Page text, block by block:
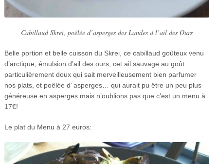
Cabillaud Skreï, poêlée d’asperges des Landes à l’ail des Ours
Belle portion et belle cuisson du Skrei, ce cabillaud goûteux venu
d’arctique; émulsion d’ail des ours, cet ail sauvage au goût
particulièrement doux qui sait merveilleusement bien parfumer
nos plats, et poêlée d’ asperges… qui aurait pu être un peu plus
généreuse en asperges mais n’oublions pas que c’est un menu à
17€!
Le plat du Menu à 27 euros: